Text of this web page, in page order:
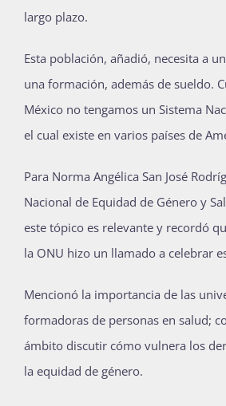
largo plazo.
Esta población, añadió, necesita a
una formación, además de sueldo.
México no tengamos un Sistema
el cual existe en varios países de
Para Norma Angélica San José
Nacional de Equidad de Género y
este tópico es relevante y recordó
la ONU hizo un llamado a celebrar
Mencionó la importancia de las
formadoras de personas en salud;
ámbito discutir cómo vulnera los
la equidad de género.